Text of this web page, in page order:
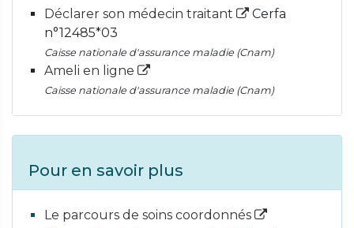
Déclarer son médecin traitant
Cerfa
n°12485*03
Caisse nationale d'assurance maladie (Cnam)
Ameli en ligne
Caisse nationale d'assurance maladie (Cnam)
Pour en savoir plus
Le parcours de soins coordonnés